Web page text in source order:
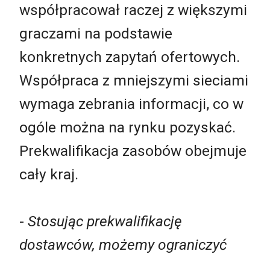
współpracował raczej z większymi
graczami na podstawie
konkretnych zapytań ofertowych.
Współpraca z mniejszymi sieciami
wymaga zebrania informacji, co w
ogóle można na rynku pozyskać.
Prekwalifikacja zasobów obejmuje
cały kraj.
- Stosując prekwalifikację
dostawców, możemy ograniczyć